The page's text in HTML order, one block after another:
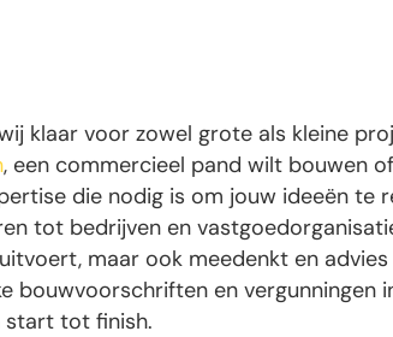
klaar voor zowel grote als kleine
, een commercieel pand wilt bouwen
die nodig is om jouw ideeën te
tot bedrijven en
maar ook meedenkt en
bouwvoorschriften en vergunningen
start tot finish.